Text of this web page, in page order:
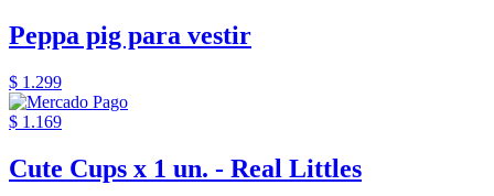
Peppa pig para vestir
$ 1.299
$ 1.169
Cute Cups x 1 un. - Real Littles